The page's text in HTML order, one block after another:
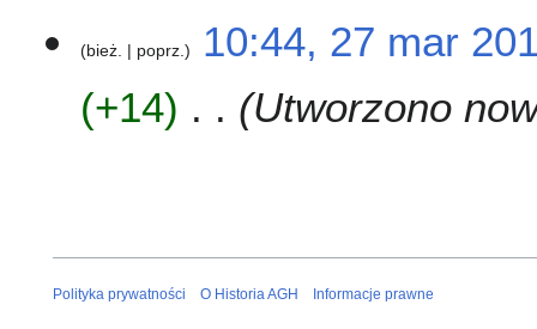
7
bież. poprz.
10:44, 27 mar
+14
Utworzono
Polityka prywatności O Historia AGH Informacje prawne